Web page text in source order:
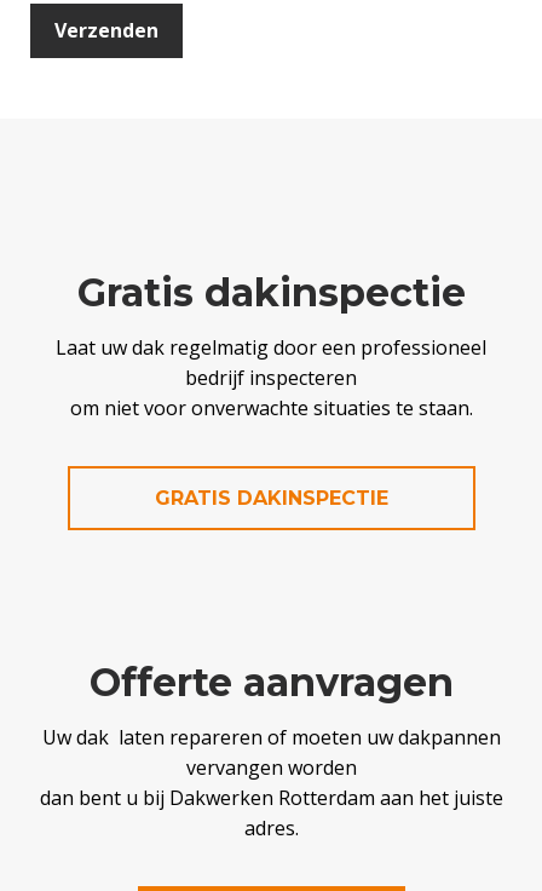
Gratis dakinspectie
Laat uw dak regelmatig door een professioneel
bedrijf inspecteren
om niet voor onverwachte situaties te staan.
GRATIS DAKINSPECTIE
Offerte aanvragen
Uw dak laten repareren of moeten uw dakpannen
vervangen worden
dan bent u bij Dakwerken Rotterdam aan het juiste
adres.